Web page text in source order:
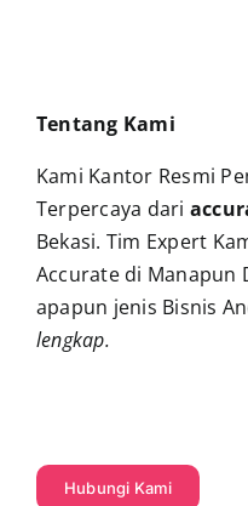
Tentang Kami
Kami Kantor Resmi
Terpercaya dari
Bekasi. Tim Expert
Accurate di Manapun
apapun jenis Bisnis
lengkap.
Hubungi Kami